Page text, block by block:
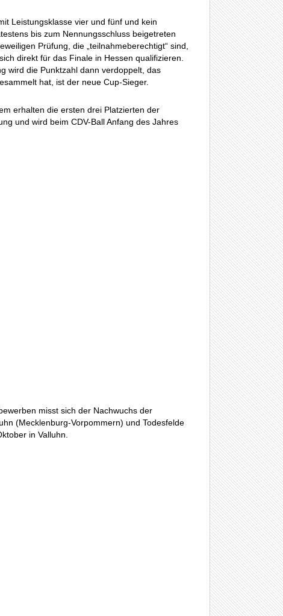
Leistungsklasse vier und fünf und kein
bis zum Nennungsschluss beigetreten
Prüfung, die „teilnahmeberechtigt“ sind,
direkt für das Finale in Hessen qualifizieren.
wird die Punktzahl dann verdoppelt, das
hat, ist der neue Cup-Sieger.
erhalten die ersten drei Platzierten der
und wird beim CDV-Ball Anfang des Jahres
misst sich der Nachwuchs der
(Mecklenburg-Vorpommern) und Todesfelde
in Valluhn.